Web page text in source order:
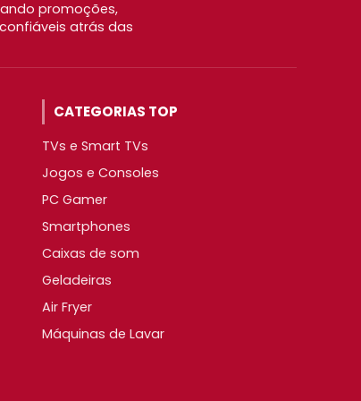
promoções,
atrás das
CATEGORIAS TOP
TVs e Smart TVs
Jogos e Consoles
PC Gamer
Smartphones
Caixas de som
Geladeiras
Air Fryer
Máquinas de Lavar